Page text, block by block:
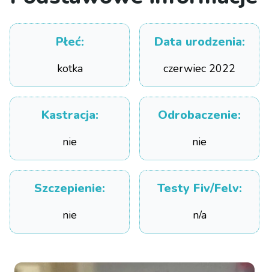
Płeć:
kotka
Data urodzenia:
czerwiec 2022
Kastracja:
nie
Odrobaczenie:
nie
Szczepienie:
nie
Testy Fiv/Felv:
n/a